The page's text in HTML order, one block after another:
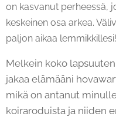
on kasvanut perheessä,
keskeinen osa arkea.
paljon aikaa lemmikkillesi!
Melkein koko
jakaa elämääni
mikä on antanut
koiraroduista ja niiden